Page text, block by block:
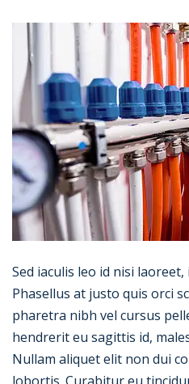
Sed iaculis leo id nisi
Phasellus at justo quis orci
pharetra nibh vel cursus
hendrerit eu sagittis id,
Nullam aliquet elit non dui